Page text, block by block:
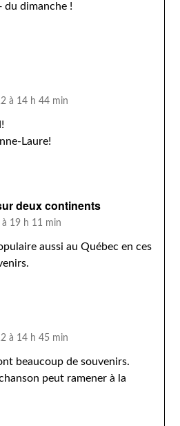
du dimanche !
à 14 h 44 min
Laure!
deux continents
19 h 11 min
aussi au Québec en ces
à 14 h 45 min
beaucoup de souvenirs.
peut ramener à la